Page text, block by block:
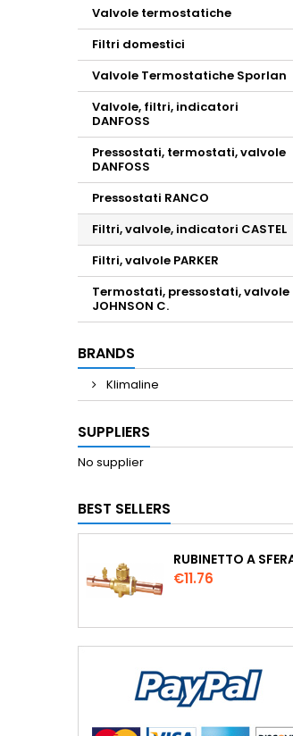
Valvole termostatiche
Filtri domestici
Valvole Termostatiche Sporlan
Valvole, filtri, indicatori
DANFOSS
Pressostati, termostati, valvole
DANFOSS
Pressostati RANCO
Filtri, valvole, indicatori CASTEL
Filtri, valvole PARKER
Termostati, pressostati, valvole
JOHNSON C.
BRANDS
Klimaline
SUPPLIERS
No supplier
BEST SELLERS
Price
€11.76